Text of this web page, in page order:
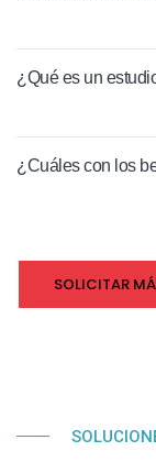
¿Qué es un
¿Cuáles con los
SOLICITAR